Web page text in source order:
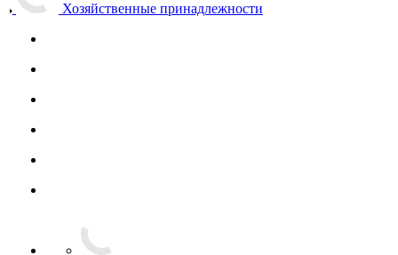
Хозяйственные принадлежности